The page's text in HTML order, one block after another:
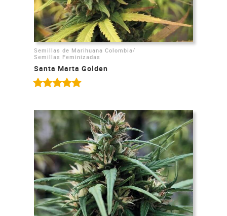
Semillas de Marihuana Colombia/
Semillas Feminizadas
Santa Marta Golden